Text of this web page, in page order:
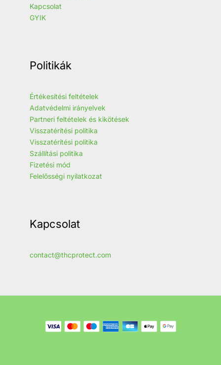
Kapcsolat
GYIK
Politikák
Értékesítési feltételek
Adatvédelmi irányelvek
Partneri feltételek és kikötések
Visszatérítési politika
Visszatérítési politika
Szállítási politika
Fizetési mód
Felelősségi nyilatkozat
Kapcsolat
contact@thcprotect.com